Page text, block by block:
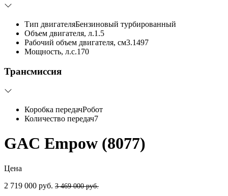
Тип двигателяБензиновый турбированный
Объем двигателя, л.1.5
Рабочий объем двигателя, см3.1497
Мощность, л.с.170
Трансмиссия
Коробка передачРобот
Количество передач7
GAC Empow (8077)
Цена
2 719 000 руб. 3 469 000 руб.